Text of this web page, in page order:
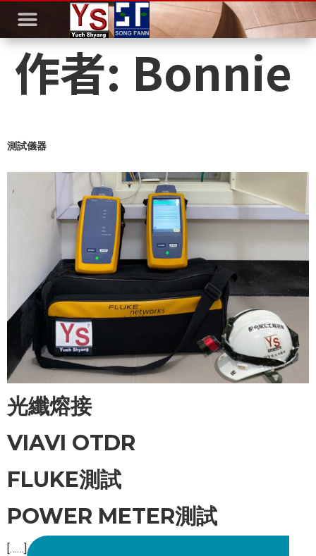
作者: Bonnie
測試儀器
光纖熔接
VIAVI OTDR
FLUKE測試
POWER METER測試
[……]